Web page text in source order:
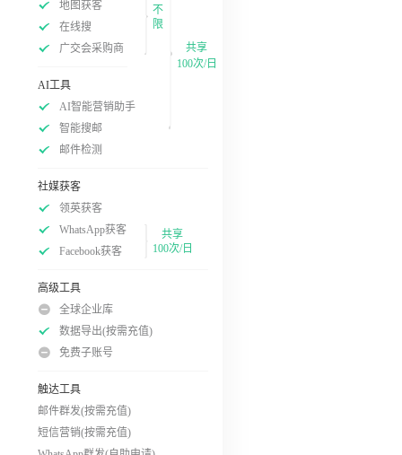
地图获客
在线搜
广交会采购商
不
限
AI工具
AI智能营销助手
智能搜邮
邮件检测
社媒获客
领英获客
WhatsApp获客
Facebook获客
共享
100次/日
高级工具
全球企业库
数据导出(按需充值)
免费子账号
触达工具
邮件群发(按需充值)
短信营销(按需充值)
共享
100次/日